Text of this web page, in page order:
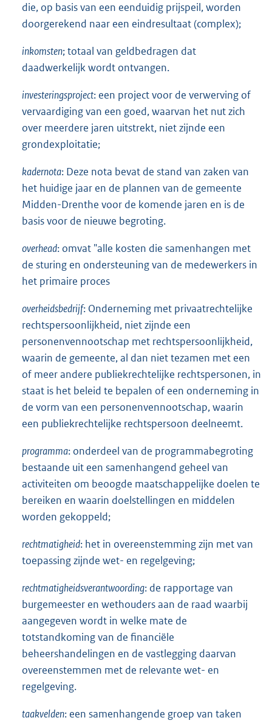
die, op basis van een eenduidig prijspeil, worden
doorgerekend naar een eindresultaat (complex);
inkomsten; totaal van geldbedragen dat
daadwerkelijk wordt ontvangen.
investeringsproject: een project voor de verwerving of
vervaardiging van een goed, waarvan het nut zich
over meerdere jaren uitstrekt, niet zijnde een
grondexploitatie;
kadernota: Deze nota bevat de stand van zaken van
het huidige jaar en de plannen van de gemeente
Midden-Drenthe voor de komende jaren en is de
basis voor de nieuwe begroting.
overhead: omvat "alle kosten die samenhangen met
de sturing en ondersteuning van de medewerkers in
het primaire proces
overheidsbedrijf: Onderneming met privaatrechtelijke
rechtspersoonlijkheid, niet zijnde een
personenvennootschap met rechtspersoonlijkheid,
waarin de gemeente, al dan niet tezamen met een
of meer andere publiekrechtelijke rechtspersonen, in
staat is het beleid te bepalen of een onderneming in
de vorm van een personenvennootschap, waarin
een publiekrechtelijke rechtspersoon deelneemt.
programma: onderdeel van de programmabegroting
bestaande uit een samenhangend geheel van
activiteiten om beoogde maatschappelijke doelen te
bereiken en waarin doelstellingen en middelen
worden gekoppeld;
rechtmatigheid: het in overeenstemming zijn met van
toepassing zijnde wet- en regelgeving;
rechtmatigheidsverantwoording: de rapportage van
burgemeester en wethouders aan de raad waarbij
aangegeven wordt in welke mate de
totstandkoming van de financiële
beheershandelingen en de vastlegging daarvan
overeenstemmen met de relevante wet- en
regelgeving.
taakvelden: een samenhangende groep van taken